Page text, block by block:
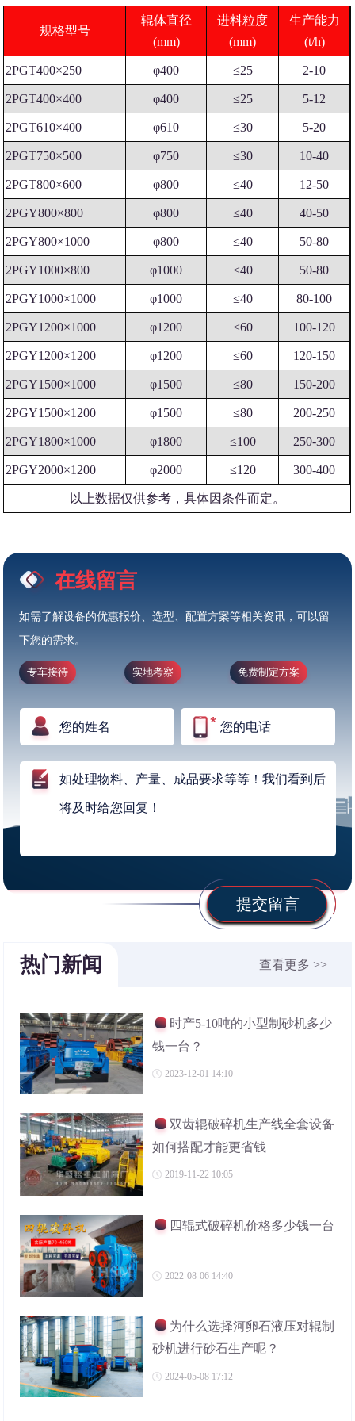
规格型号
辊体直径
(mm)
进料粒度
(mm)
生产能力
(t/h)
2PGT400×250 φ400 ≤25 2-10
2PGT400×400 φ400 ≤25 5-12
2PGT610×400 φ610 ≤30 5-20
2PGT750×500 φ750 ≤30 10-40
2PGT800×600 φ800 ≤40 12-50
2PGY800×800 φ800 ≤40 40-50
2PGY800×1000 φ800 ≤40 50-80
2PGY1000×800 φ1000 ≤40 50-80
2PGY1000×1000 φ1000 ≤40 80-100
2PGY1200×1000 φ1200 ≤60 100-120
2PGY1200×1200 φ1200 ≤60 120-150
2PGY1500×1000 φ1500 ≤80 150-200
2PGY1500×1200 φ1500 ≤80 200-250
2PGY1800×1000 φ1800 ≤100 250-300
2PGY2000×1200 φ2000 ≤120 300-400
以上数据仅供参考，具体因条件而定。
在线留言
如需了解设备的优惠报价、选型、配置方案等相关资讯，可以留
下您的需求。
专车接待 实地考察 免费制定方案
提交留言
热门新闻 查看更多 >>
时产5-10吨的小型制砂机多少
钱一台？
2023-12-01 14:10
双齿辊破碎机生产线全套设备
如何搭配才能更省钱
2019-11-22 10:05
四辊式破碎机价格多少钱一台
2022-08-06 14:40
为什么选择河卵石液压对辊制
砂机进行砂石生产呢？
2024-05-08 17:12